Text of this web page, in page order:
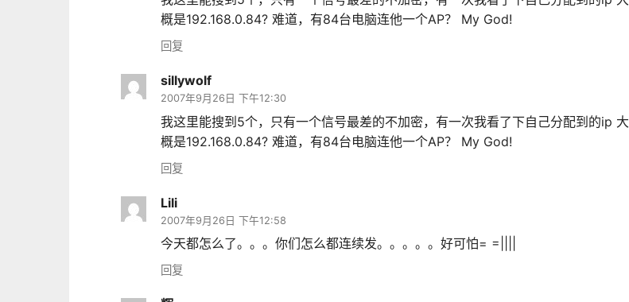
概是192.168.0.84? 难道，有84台电脑连他一个AP？ My God!
回复
sillywolf
2007年9月26日 下午12:30
我这里能搜到5个，只有一个信号最差的不加密，有一次我看了下自己分配到的ip 大
概是192.168.0.84? 难道，有84台电脑连他一个AP？ My God!
回复
Lili
2007年9月26日 下午12:58
今天都怎么了。。。你们怎么都连续发。。。。。好可怕= =||||
回复